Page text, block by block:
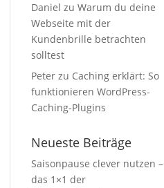
Daniel zuWarum du deine
Webseite mit der
Kundenbrille betrachten
solltest
Peter zu Caching erklärt: So
funktionieren WordPress-
Caching-Plugins
Neueste Beiträge
Saisonpause clever nutzen –
das 1×1 der